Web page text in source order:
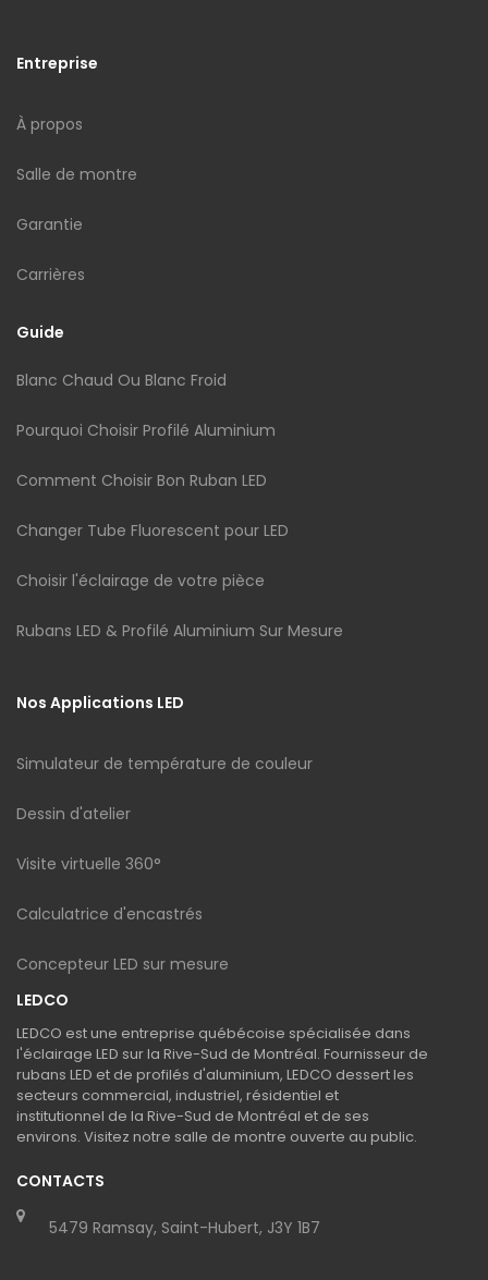
Entreprise
À propos
Salle de montre
Garantie
Carrières
Guide
Blanc Chaud Ou Blanc Froid
Pourquoi Choisir Profilé Aluminium
Comment Choisir Bon Ruban LED
Changer Tube Fluorescent pour LED
Choisir l'éclairage de votre pièce
Rubans LED & Profilé Aluminium Sur Mesure
Nos Applications LED
Simulateur de température de couleur
Dessin d'atelier
Visite virtuelle 360°
Calculatrice d'encastrés
Concepteur LED sur mesure
LEDCO
LEDCO est une entreprise québécoise spécialisée dans
l'éclairage LED sur la Rive-Sud de Montréal. Fournisseur de
rubans LED et de profilés d'aluminium, LEDCO dessert les
secteurs commercial, industriel, résidentiel et
institutionnel de la Rive-Sud de Montréal et de ses
environs. Visitez notre salle de montre ouverte au public.
CONTACTS
5479 Ramsay, Saint-Hubert, J3Y 1B7